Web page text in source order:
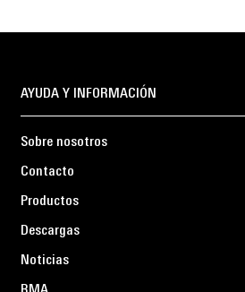
AYUDA Y INFORMACIÓN
Sobre nosotros
Contacto
Productos
Descargas
Noticias